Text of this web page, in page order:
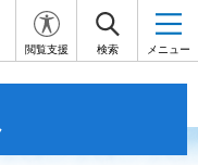
閲覧支援 検索 メニュー